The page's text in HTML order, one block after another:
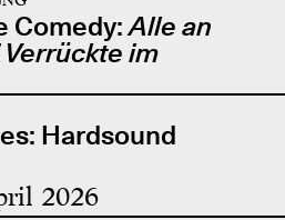
Comedy:Alle an
im
Hardsound
2026